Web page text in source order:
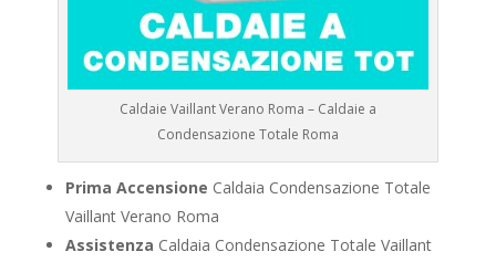
Caldaie Vaillant Verano Roma – Caldaie a
Condensazione Totale Roma
Prima Accensione Caldaia Condensazione Totale
Vaillant Verano Roma
Assistenza Caldaia Condensazione Totale Vaillant